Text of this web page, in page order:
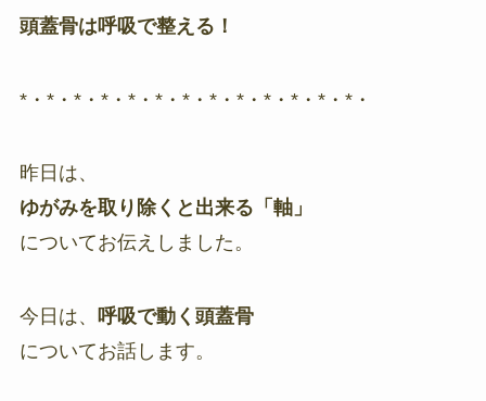
頭蓋骨は呼吸で整える！
*・*・*・*・*・*・*・*・*・*・*・*・*・
昨日は、
ゆがみを取り除くと出来る「軸」
についてお伝えしました。
今日は、 呼吸で動く 頭蓋骨
についてお話します。